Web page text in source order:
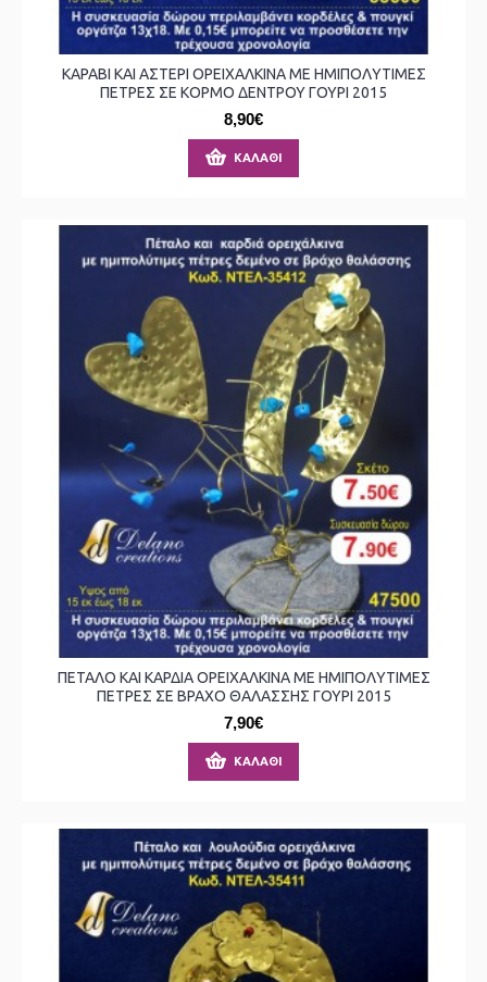
ΚΑΡΑΒΙ ΚΑΙ ΑΣΤΕΡΙ ΟΡΕΙΧΑΛΚΙΝΑ ΜΕ ΗΜΙΠΟΛΥΤΙΜΕΣ
ΠΕΤΡΕΣ ΣΕ ΚΟΡΜΟ ΔΕΝΤΡΟΥ ΓΟΥΡΙ 2015
8,90€
ΚΑΛΆΘΙ
ΠΕΤΑΛΟ ΚΑΙ ΚΑΡΔΙΑ ΟΡΕΙΧΑΛΚΙΝΑ ΜΕ ΗΜΙΠΟΛΥΤΙΜΕΣ
ΠΕΤΡΕΣ ΣΕ ΒΡΑΧΟ ΘΑΛΑΣΣΗΣ ΓΟΥΡΙ 2015
7,90€
ΚΑΛΆΘΙ